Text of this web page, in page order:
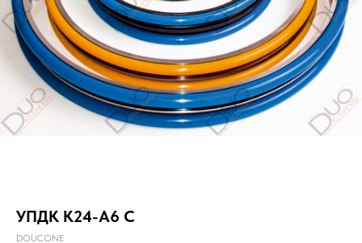
УПДК К24-А6 С
DOUCONE